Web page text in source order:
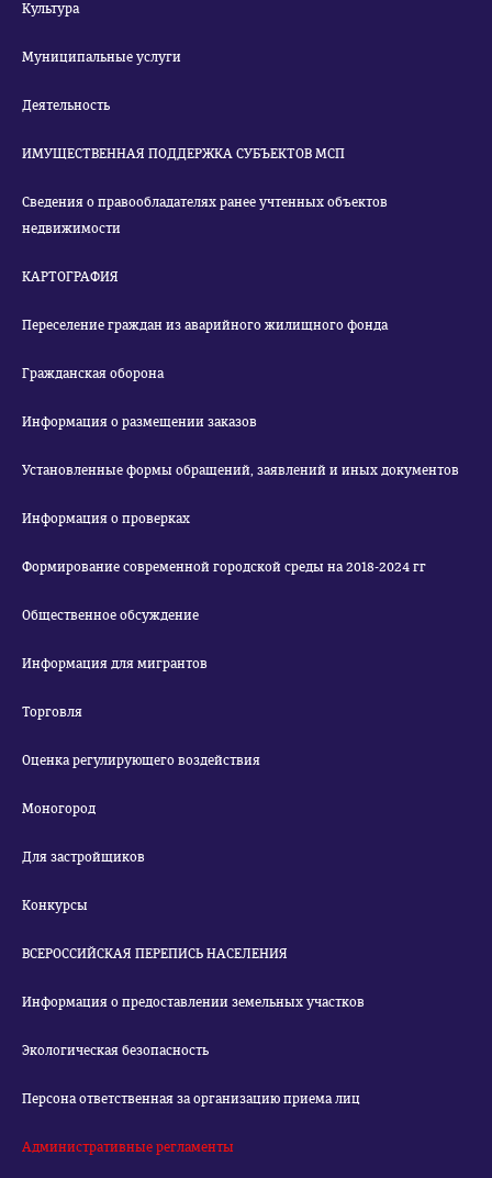
Культура
Муниципальные услуги
Деятельность
ИМУЩЕСТВЕННАЯ ПОДДЕРЖКА СУБЪЕКТОВ МСП
Сведения о правообладателях ранее учтенных объектов
недвижимости
КАРТОГРАФИЯ
Переселение граждан из аварийного жилищного фонда
Гражданская оборона
Информация о размещении заказов
Установленные формы обращений, заявлений и иных документов
Информация о проверках
Формирование современной городской среды на 2018-2024 гг
Общественное обсуждение
Информация для мигрантов
Торговля
Оценка регулирующего воздействия
Моногород
Для застройщиков
Конкурсы
ВСЕРОССИЙСКАЯ ПЕРЕПИСЬ НАСЕЛЕНИЯ
Информация о предоставлении земельных участков
Экологическая безопасность
Персона ответственная за организацию приема лиц
Административные регламенты